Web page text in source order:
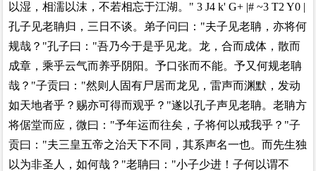
以湿，相濡以沫，不若相忘于江湖。"3 J4 k' G+ |# ~3 T2 Y0 |
孔子见老聃归，三日不谈。弟子问曰："夫子见老聃，亦将何
规哉？"孔子曰："吾乃今于是乎见龙。龙，合而成体，散而
成章，乘乎云气而养乎阴阳。予口张而不能。予又何规老聃
哉？"子贡曰："然则人固有尸居而龙见，雷声而渊默，发动
如天地者乎？赐亦可得而观乎？"遂以孔子声见老聃。老聃方
将倨堂而应，微曰："予年运而往矣，子将何以戒我乎？"子
贡曰："夫三皇五帝之治天下不同，其系声名一也。而先生独
以为非圣人，如何哉？"老聃曰："小子少进！子何以谓不